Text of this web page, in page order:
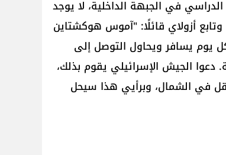
في الجبهة الداخلية، لا يوجد
أزولاي قائلًا: "آموس هوكشتاين
يوم يسافر ويحاول التوصل إلى
الجيش الإسرائيلي يقوم بذلك،
في الشمال، وبرأيي هذا سيحل